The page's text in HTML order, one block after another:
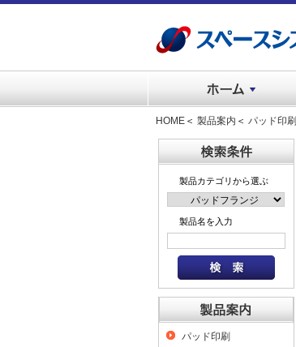
HOME ＜ 製品案内 ＜ パッド印刷
製品カテゴリから選ぶ
製品名を入力
パッド印刷